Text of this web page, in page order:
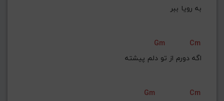
به رویا ببر
Gm
Cm
اگه دورم از تو دلم پیشته
Gm
Cm